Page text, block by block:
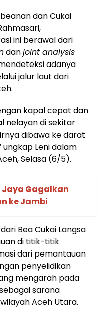
dan Cukai
ini berawal dari
danjoint analysis
adanya
jalur laut dari
kapal cepat dan
nelayan di sekitar
dibawa ke darat
Leni dalam
Selasa (6/5).
Jaya Gagalkan
ke Jambi
Bea Cukai Langsa
di titik-titik
dari pemantauan
penyelidikan
mengarah pada
sarana
Aceh Utara.